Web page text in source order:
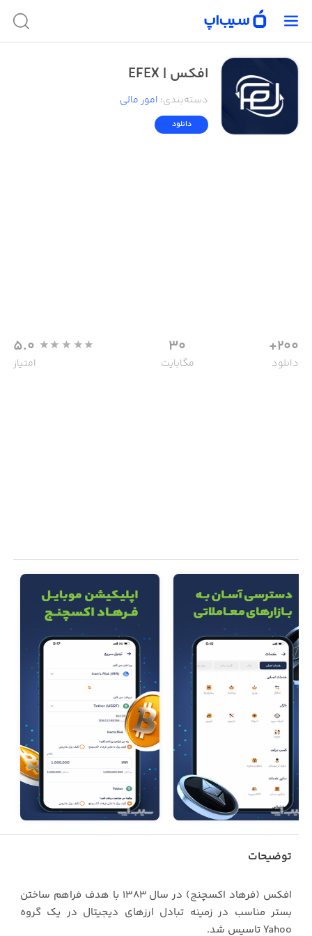
افکس | EFEX
دسته‌بندی: امور ‌مالی
دانلود
200+
دانلود
30
مگابایت
5.0
امتیاز
توضیحات
افکس (فرهاد اکسچنج) در سال ۱۳۸۳ با هدف فراهم ساختن
بستر مناسب در زمینه تبادل ارزهای دیجیتال در یک گروه
Yahoo تاسیس شد.